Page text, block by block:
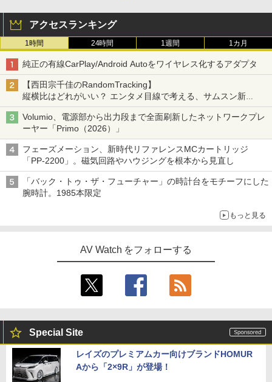
アクセスランキング
1時間 24時間 1週間 1カ月
純正の有線CarPlay/Android Autoをワイヤレス化するアダプタ
【西田宗千佳のRandomTracking】
縦横比はどれがいい？ エンタメ目線で考える、サムスン新
「Galaxy Z Fold」
Volumio、電源部から出力段まで全面刷新したネットワークプレ
ーヤー「Primo（2026）」
フェーズメーション、新時代リファレンスMCカートリッジ
「PP-2200」。磁気回路やハウジングを根本から見直し
「バック・トゥ・ザ・フューチャー」の時計台をモチーフにした
腕時計。1985本限定
もっと見る
AV Watch をフォローする
Special Site
レイズのプレミアムカー向けブランドHOMUR
Aから「2×9R」が登場！